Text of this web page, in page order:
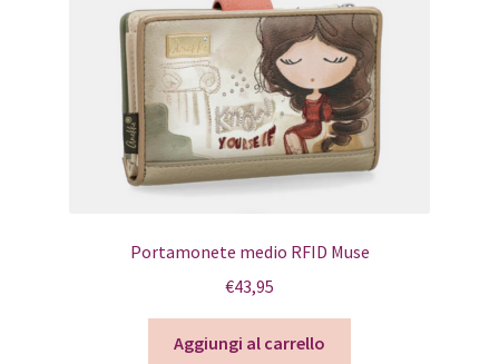
Portamonete medio RFID Muse
€43,95
Aggiungi al carrello